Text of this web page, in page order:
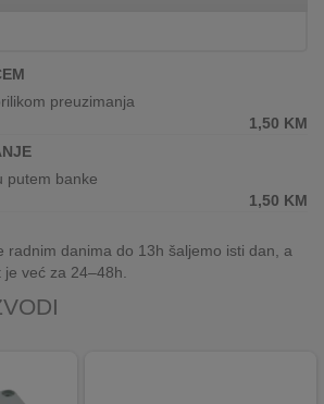
preuzimanja
1,50 KM
putem banke
1,50 KM
radnim danima do 13h šaljemo isti dan, a
već za 24–48h.